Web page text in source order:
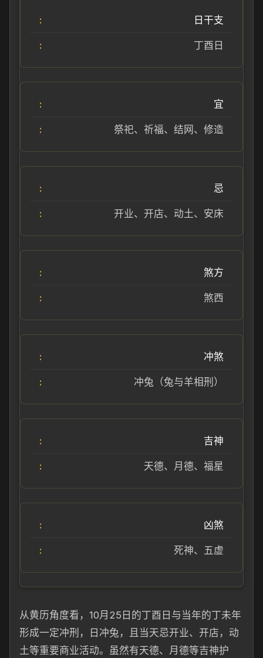
日干支
丁酉日
宜
祭祀、祈福、结网、修造
忌
开业、开店、动土、安床
煞方
煞西
冲煞
冲兔（兔与羊相刑）
吉神
天德、月德、福星
凶煞
死神、五虚
从黄历角度看，10月25日的丁酉日与当年的丁未年
形成一定冲刑，日冲兔，且当天忌开业、开店，动
土等重要商业活动。虽然有天德、月德等吉神护